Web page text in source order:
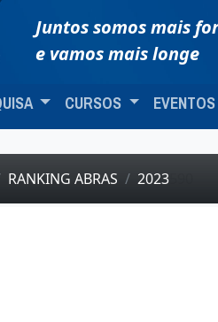
Juntos somos mais
e vamos mais longe
CURSOS EVENTOS
RANKING ABRAS 2023